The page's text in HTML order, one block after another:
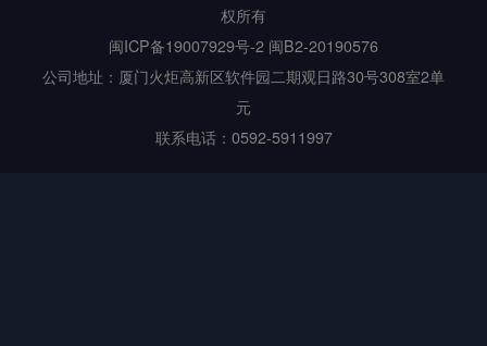
权所有
闽ICP备19007929号-2 闽B2-20190576
公司地址：厦门火炬高新区软件园二期观日路30号308室2单
元
联系电话：0592-5911997